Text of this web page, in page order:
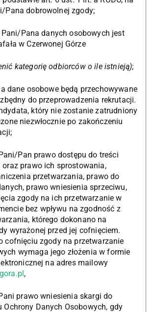
Pana dobrowolnej zgody;
Pana danych osobowych jest
w Czerwonej Górze
kategorię odbiorców o ile istnieją);
osobowe będą przechowywane
do przeprowadzenia rekrutacji.
który nie zostanie zatrudniony
niezwłocznie po zakończeniu
Pan prawo dostępu do treści
prawo ich sprostowania,
przetwarzania, prawo do
prawo wniesienia sprzeciwu,
zgody na ich przetwarzanie w
bez wpływu na zgodność z
którego dokonano na
wyrażonej przed jej cofnięciem.
cofnięciu zgody na przetwarzanie
wymaga jego złożenia w formie
na adres mailowy
,
prawo wniesienia skargi do
Ochrony Danych Osobowych, gdy